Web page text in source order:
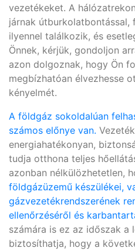
vezetékeket. A
járnak útburkolatbontással,
ilyennel találkozik, és
Önnek, kérjük, gondoljon
azon dolgoznak, hogy Ön
megbízhatóan élvezhesse
kényelmét.
A földgáz sokoldalúan
számos előnye van.
energiahatékonyan,
tudja otthona teljes
azonban nélkülözhetetlen,
földgázüzemű készülékei,
gázvezetékrendszerének
ellenőrzéséről és
számára is ez az időszak a
biztosíthatja, hogy a